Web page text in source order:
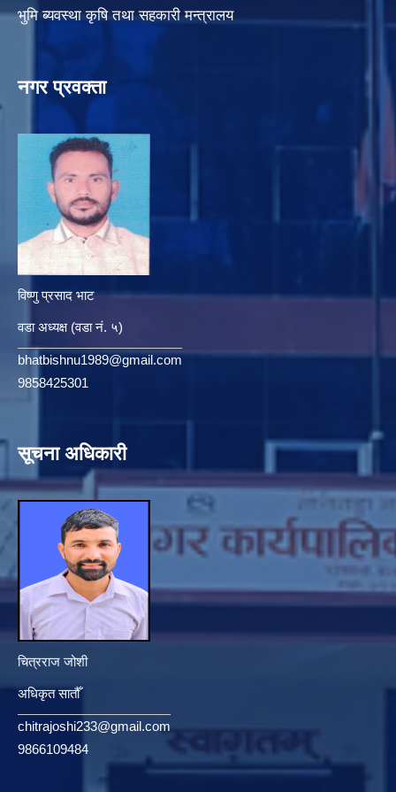
भुमि ब्यवस्था कृषि तथा सहकारी मन्त्रालय
नगर प्रवक्ता
विष्णु प्रसाद भाट
वडा अध्यक्ष (वडा नं. ५)
bhatbishnu1989@gmail.com
9858425301
सूचना अधिकारी
चित्रराज जोशी
अधिकृत सातौँ
chitrajoshi233@gmail.com
9866109484